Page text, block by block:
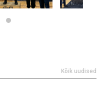
Kõik uudised